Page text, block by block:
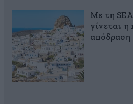
Με τη
γίνεται η